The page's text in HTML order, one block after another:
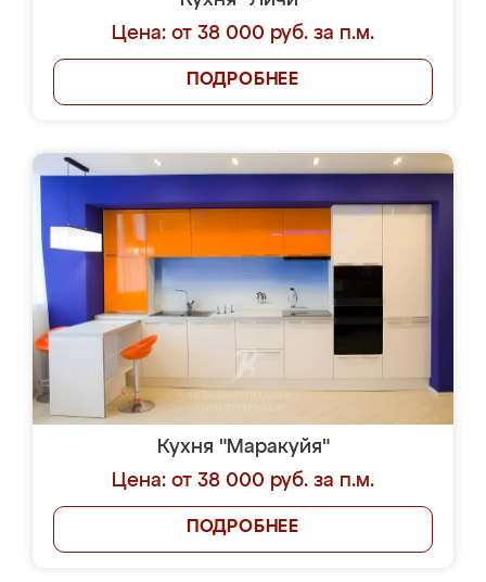
Цена: от 38 000 руб. за п.м.
ПОДРОБНЕЕ
Кухня "Маракуйя"
Цена: от 38 000 руб. за п.м.
ПОДРОБНЕЕ